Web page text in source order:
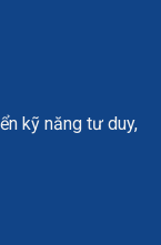
kỹ năng tư duy,